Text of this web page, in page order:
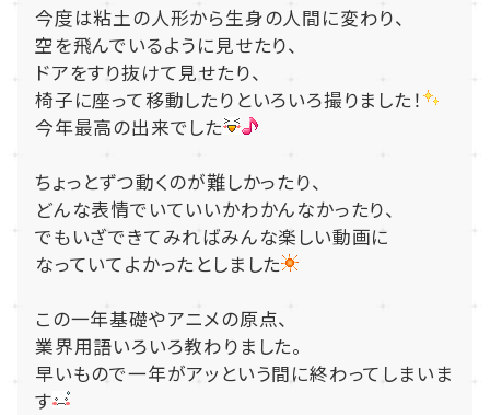
今度は粘土の人形から生身の人間に変わり、
空を飛んでいるように見せたり、
ドアをすり抜けて見せたり、
椅子に座って移動したりといろいろ撮りました！
今年最高の出来でした
ちょっとずつ動くのが難しかったり、
どんな表情でいていいかわかんなかったり、
でもいざできてみればみんな楽しい動画に
なっていてよかったとしました
この一年基礎やアニメの原点、
業界用語いろいろ教わりました。
早いもので一年がアッという間に終わってしまいま
す